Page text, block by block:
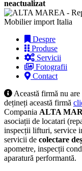
neactualizat
Despre
Produse
Servicii
Fotografii
Contact
Această firmă nu
dețineți această firmă
Compania ALTA
asociații de locatari
inspecții lifturi, service
servicii de colectare
apometre, inspecții
aparatură performantă.